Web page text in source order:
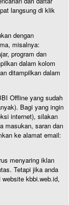
langsung di klik
dengan
misalnya:
program dan
dalam kolom
ditampilkan dalam
Offline yang sudah
Bagi yang ingin
internet), silakan
masukan, saran dan
ke alamat email:
menyaring iklan
Tetapi jika anda
kbbi.web.id,